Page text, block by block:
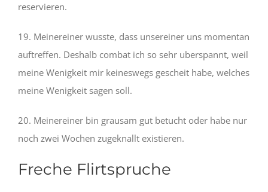
reservieren.
19. Meinereiner wusste, dass unsereiner uns momentan
auftreffen. Deshalb combat ich so sehr uberspannt, weil
meine Wenigkeit mir keineswegs gescheit habe, welches
meine Wenigkeit sagen soll.
20. Meinereiner bin grausam gut betucht oder habe nur
noch zwei Wochen zugeknallt existieren.
Freche Flirtspruche